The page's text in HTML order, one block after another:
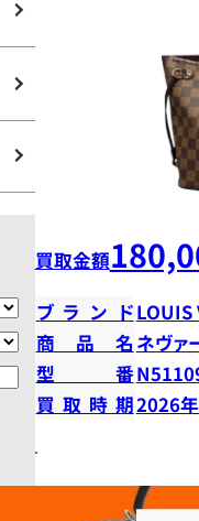
買取金額
ブランドLOUIS
商品名 ネヴァ
型番
買取時期2026